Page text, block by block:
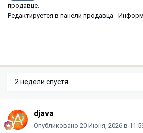
продавце.
Редактируется в панели продавца -
2 недели спустя...
djava
Опубликовано 20 Июня, 2026 в